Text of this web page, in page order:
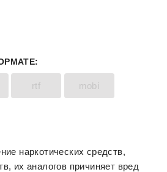
rtf mobi
наркотических средств,
их аналогов причиняет вред